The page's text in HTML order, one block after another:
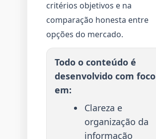
critérios objetivos e na
comparação honesta entre
opções do mercado.
Todo o conteúdo é
desenvolvido com foco
em:
Clareza e
organização da
informação